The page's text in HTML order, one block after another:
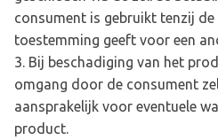
consument is gebruikt tenzij
toestemming geeft voor een
Bij beschadiging van het
omgang door de consument
aansprakelijk voor eventuele
product.